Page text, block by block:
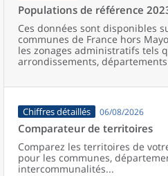
Populations de référence
Ces données sont disponibles
communes de France hors
les zonages administratifs tels
arrondissements,
Chiffres détaillés 06/08/2026
Comparateur de territoires
Comparez les territoires de
pour les communes,
intercommunalités...